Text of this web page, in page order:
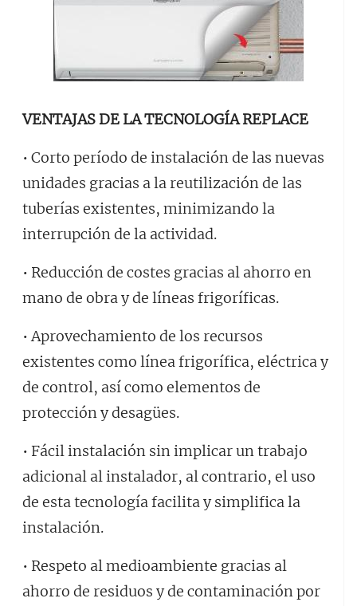
VENTAJAS DE LA TECNOLOGÍA REPLACE
• Corto período de instalación de las nuevas
unidades gracias a la reutilización de las
tuberías existentes, minimizando la
interrupción de la actividad.
• Reducción de costes gracias al ahorro en
mano de obra y de líneas frigoríficas.
• Aprovechamiento de los recursos
existentes como línea frigorífica, eléctrica y
de control, así como elementos de
protección y desagües.
• Fácil instalación sin implicar un trabajo
adicional al instalador, al contrario, el uso
de esta tecnología facilita y simplifica la
instalación.
• Respeto al medioambiente gracias al
ahorro de residuos y de contaminación por